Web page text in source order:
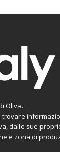
Oliva.
dalle sue
e zona di